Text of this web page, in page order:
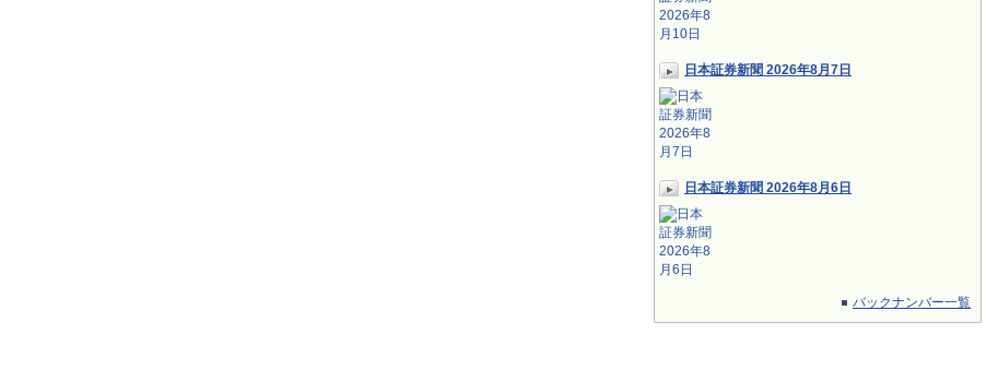
日本証券新聞 2026年8月7日
日本証券新聞 2026年8月6日
バックナンバー一覧